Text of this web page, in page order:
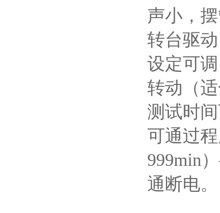
声小，
转台驱
设定可
转动（
测试时
可通过
999min
通断电。